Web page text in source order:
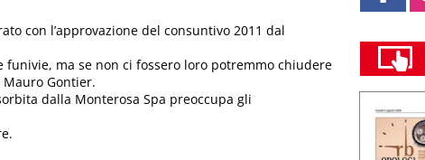
con l’approvazione del consuntivo 2011 dal
ma se non ci fossero loro potremmo chiudere
Gontier.
dalla Monterosa Spa preoccupa gli